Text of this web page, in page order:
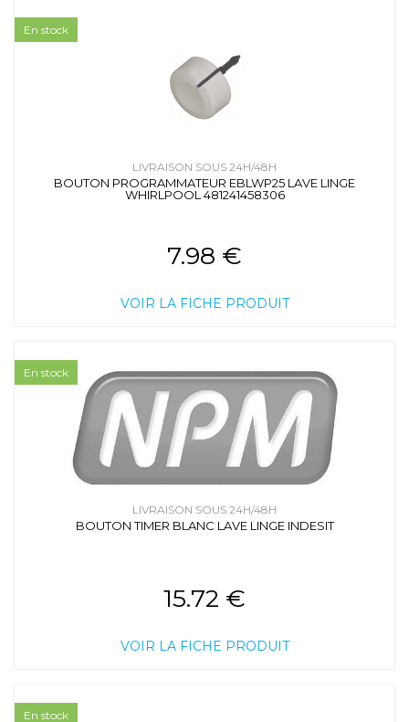
LIVRAISON SOUS 24H/48H
BOUTON PROGRAMMATEUR EBLWP25 LAVE LINGE
WHIRLPOOL 481241458306
7.98 €
VOIR LA FICHE PRODUIT
En stock
LIVRAISON SOUS 24H/48H
BOUTON TIMER BLANC LAVE LINGE INDESIT
15.72 €
VOIR LA FICHE PRODUIT
En stock
En stock